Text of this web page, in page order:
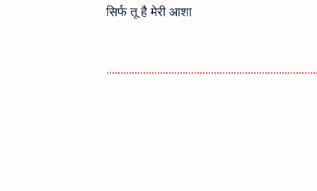
सिर्फ तू है मेरी आशा